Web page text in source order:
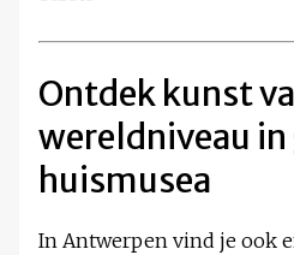
Ontdek kunst
wereldniveau
huismusea
In Antwerpen vind je ook